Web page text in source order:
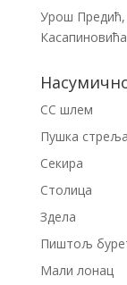
Урош Предић,
Касапиновића
СС шлем
Пушка
Секира
Столица
Здела
Пиштољ
Мали лонац